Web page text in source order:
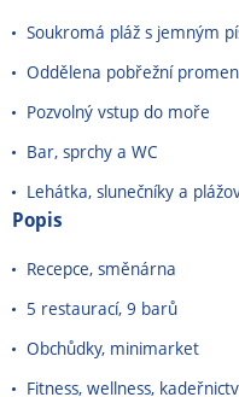
Soukromá pláž s jemným
Oddělena pobřežní
Pozvolný vstup do moře
Bar, sprchy a WC
Lehátka, slunečníky a
Popis
Recepce, směnárna
5 restaurací, 9 barů
Obchůdky, minimarket
Fitness, wellness,